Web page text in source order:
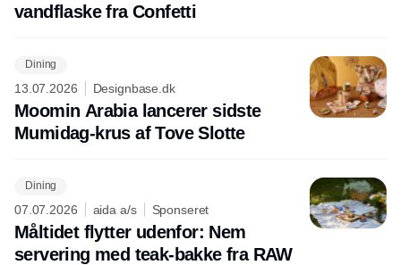
vandflaske fra Confetti
Dining
13.07.2026 Designbase.dk
Moomin Arabia lancerer sidste
Mumidag-krus af Tove Slotte
Dining
07.07.2026 aida a/s Sponseret
Måltidet flytter udenfor: Nem
servering med teak-bakke fra RAW